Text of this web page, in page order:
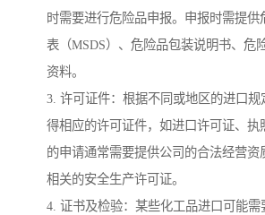
时需要进行危险品申报。申报时需提供
表（MSDS）、危险品包装说明书、危
资料。
3. 许可证件：根据不同或地区的进口规
得相应的许可证件，如进口许可证、执
的申请通常需要提供公司的合法经营资
相关的安全生产许可证。
4. 证书及检验：某些化工品进口可能需